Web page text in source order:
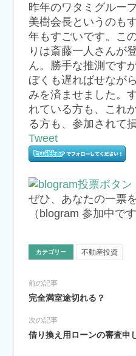
昨年のワタミグルー
美樹会長というのも
年もすごいです。こ
りは斎藤一人さんが
ん。勝手な推測ですが
ぼくも遅ればせなが
みを済ませました。
れている方も、これ
る方も、参加されて
Tweet
ぜひ、あなたの一票
（blogram 参加中です
カテゴリー 不動産投資
前の記事
完全満室途切れる？
次の記事
借り換え用ローンの審査申